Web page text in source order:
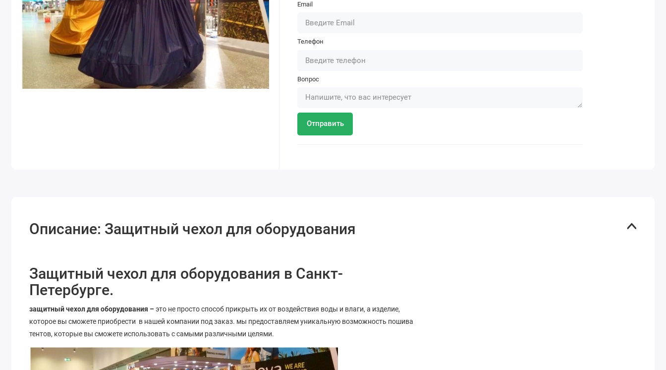
Email
Телефон
Вопрос
Отправить
Описание: Защитный чехол для оборудования
Защитный чехол для оборудования в Санкт-
Петербурге.
защитный чехол для оборудования –это не просто способ прикрыть их от воздействия воды и влаги, а изделие,
которое вы сможете приобрести в нашей компании под заказ. мы предоставляем уникальную возможность пошива
тентов, которые вы сможете использовать с самыми различными целями.